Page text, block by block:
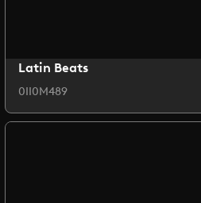
Latin Beats
0II0M489